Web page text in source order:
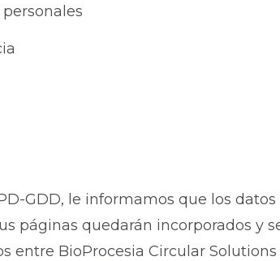
GDD, le informamos que los
páginas quedarán incorporados y
BioProcesia Circular